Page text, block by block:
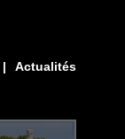
|
Actualités